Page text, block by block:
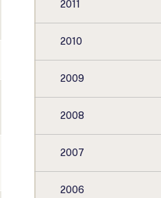
2011
2010
2009
2008
2007
2006